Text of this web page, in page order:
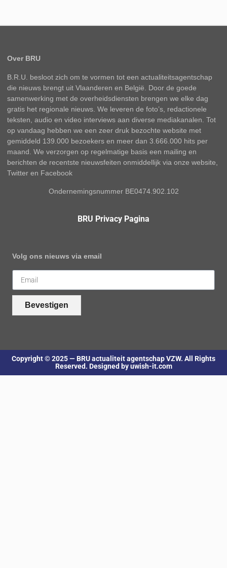
Over BRU
B.R.U. besloot zich om te vormen tot een actualiteitsagentschap
die nieuws brengt uit Vlaanderen en België. Door de goede
samenwerking met de overheidsdiensten brengen we elke dag
gratis het regionale nieuws. We leveren de foto’s, redactionele
teksten, audio en video interviews aan diverse mediakanalen. Tot
op vandaag hebben we een zeer druk bezochte website met
gemiddeld 139.000 bezoekers en meer dan 3.666.000 hits per
maand. We verzorgen op regelmatige basis een mailing en
berichten de recentste nieuwsfeiten onmiddellijk via onze website,
Twitter en Facebook
Ondernemingsnummer BE0474.902.102
BRU Privacy Pagina
Volg ons nieuws via email
Bevestigen
Copyright © 2025 — BRU actualiteit agentschap VZW. All Rights
Reserved. Designed by uwish-it.com